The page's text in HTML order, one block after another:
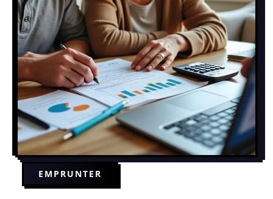
EMPRUNTER